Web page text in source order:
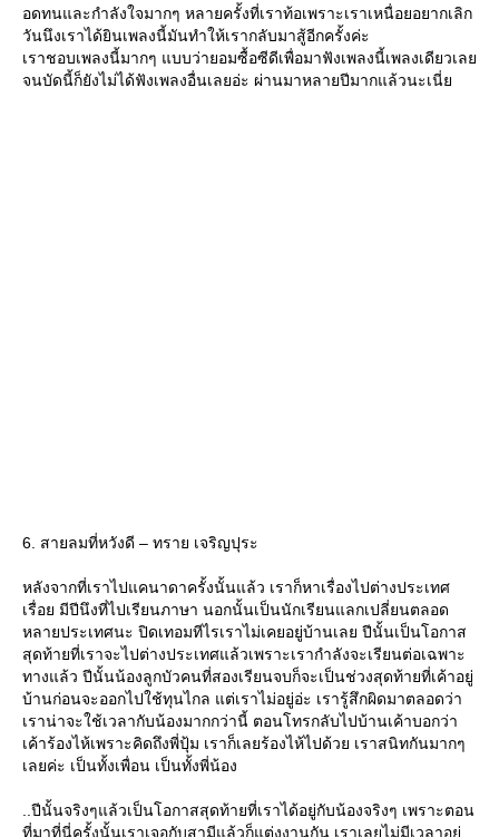
อดทนและกำลังใจมากๆ หลายครั้งที่เราท้อเพราะเราเหนื่อยอยากเลิก
วันนึงเราได้ยินเพลงนี้มันทำให้เรากลับมาสู้อีกครั้งค่ะ
เราชอบเพลงนี้มากๆ แบบว่ายอมซื้อซีดีเพื่อมาฟังเพลงนี้เพลงเดียวเล
จนบัดนี้ก็ยังไม่ได้ฟังเพลงอื่นเลยอ่ะ ผ่านมาหลายปีมากแล้วนะเนี่
6. สายลมที่หวังดี – ทราย เจริญปุระ
หลังจากที่เราไปแคนาดาครั้งนั้นแล้ว เราก็หาเรื่องไปต่างประเทศ
เรื่อย มีปีนึงที่ไปเรียนภาษา นอกนั้นเป็นนักเรียนแลกเปลี่ยนตลอด
หลายประเทศนะ ปิดเทอมทีไรเราไม่เคยอยู่บ้านเลย ปีนั้นเป็นโอกาส
สุดท้ายที่เราจะไปต่างประเทศแล้วเพราะเรากำลังจะเรียนต่อเฉพาะ
ทางแล้ว ปีนั้นน้องลูกบัวคนที่สองเรียนจบก็จะเป็นช่วงสุดท้ายที่เค้าอยู่
บ้านก่อนจะออกไปใช้ทุนไกล แต่เราไม่อยู่อ่ะ เรารู้สึกผิดมาตลอดว่า
เราน่าจะใช้เวลากับน้องมากกว่านี้ ตอนโทรกลับไปบ้านเค้าบอกว่า
เค้าร้องไห้เพราะคิดถึงพี่ปุ้ม เราก็เลยร้องไห้ไปด้วย เราสนิทกันมากๆ
เลยค่ะ เป็นทั้งเพื่อน เป็นทั้งพี่น้อง
..ปีนั้นจริงๆแล้วเป็นโอกาสสุดท้ายที่เราได้อยู่กับน้องจริงๆ เพราะตอน
ที่มาที่นี่ครั้งนั้นเราเจอกับสามีแล้วก็แต่งงานกัน เราเลยไม่มีเวลาอยู่